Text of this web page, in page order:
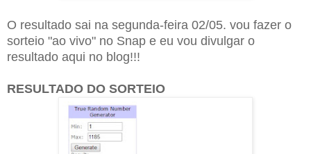
O resultado sai na segunda-feira 02/05. vou fazer o
sorteio "ao vivo" no Snap e eu vou divulgar o
resultado aqui no blog!!!
RESULTADO DO SORTEIO